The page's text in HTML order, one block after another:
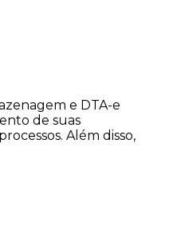
e DTA-e
de suas
Além disso,